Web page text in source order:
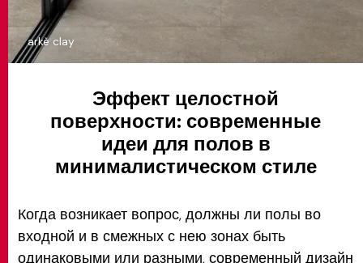
arkè clay
Эффект целостной
поверхности: современные
идеи для полов в
минималистическом стиле
Когда возникает вопрос, должны ли полы во
входной и в смежных с нею зонах быть
одинаковыми или разными, современный дизайн